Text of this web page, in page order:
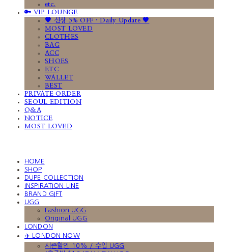
etc.
🔑 VIP LOUNGE
🤎 신상 5% OFF · Daily Update 🤎
MOST LOVED
CLOTHES
BAG
ACC
SHOES
ETC
WALLET
BEST
PRIVATE ORDER
SEOUL EDITION
Q&A
NOTICE
MOST LOVED
HOME
SHOP
DUPE COLLECTION
INSPIRATION LINE
BRAND GIFT
UGG
Fashion UGG
Original UGG
LONDON
✈️ LONDON NOW
시즌할인 10% / 수입 UGG